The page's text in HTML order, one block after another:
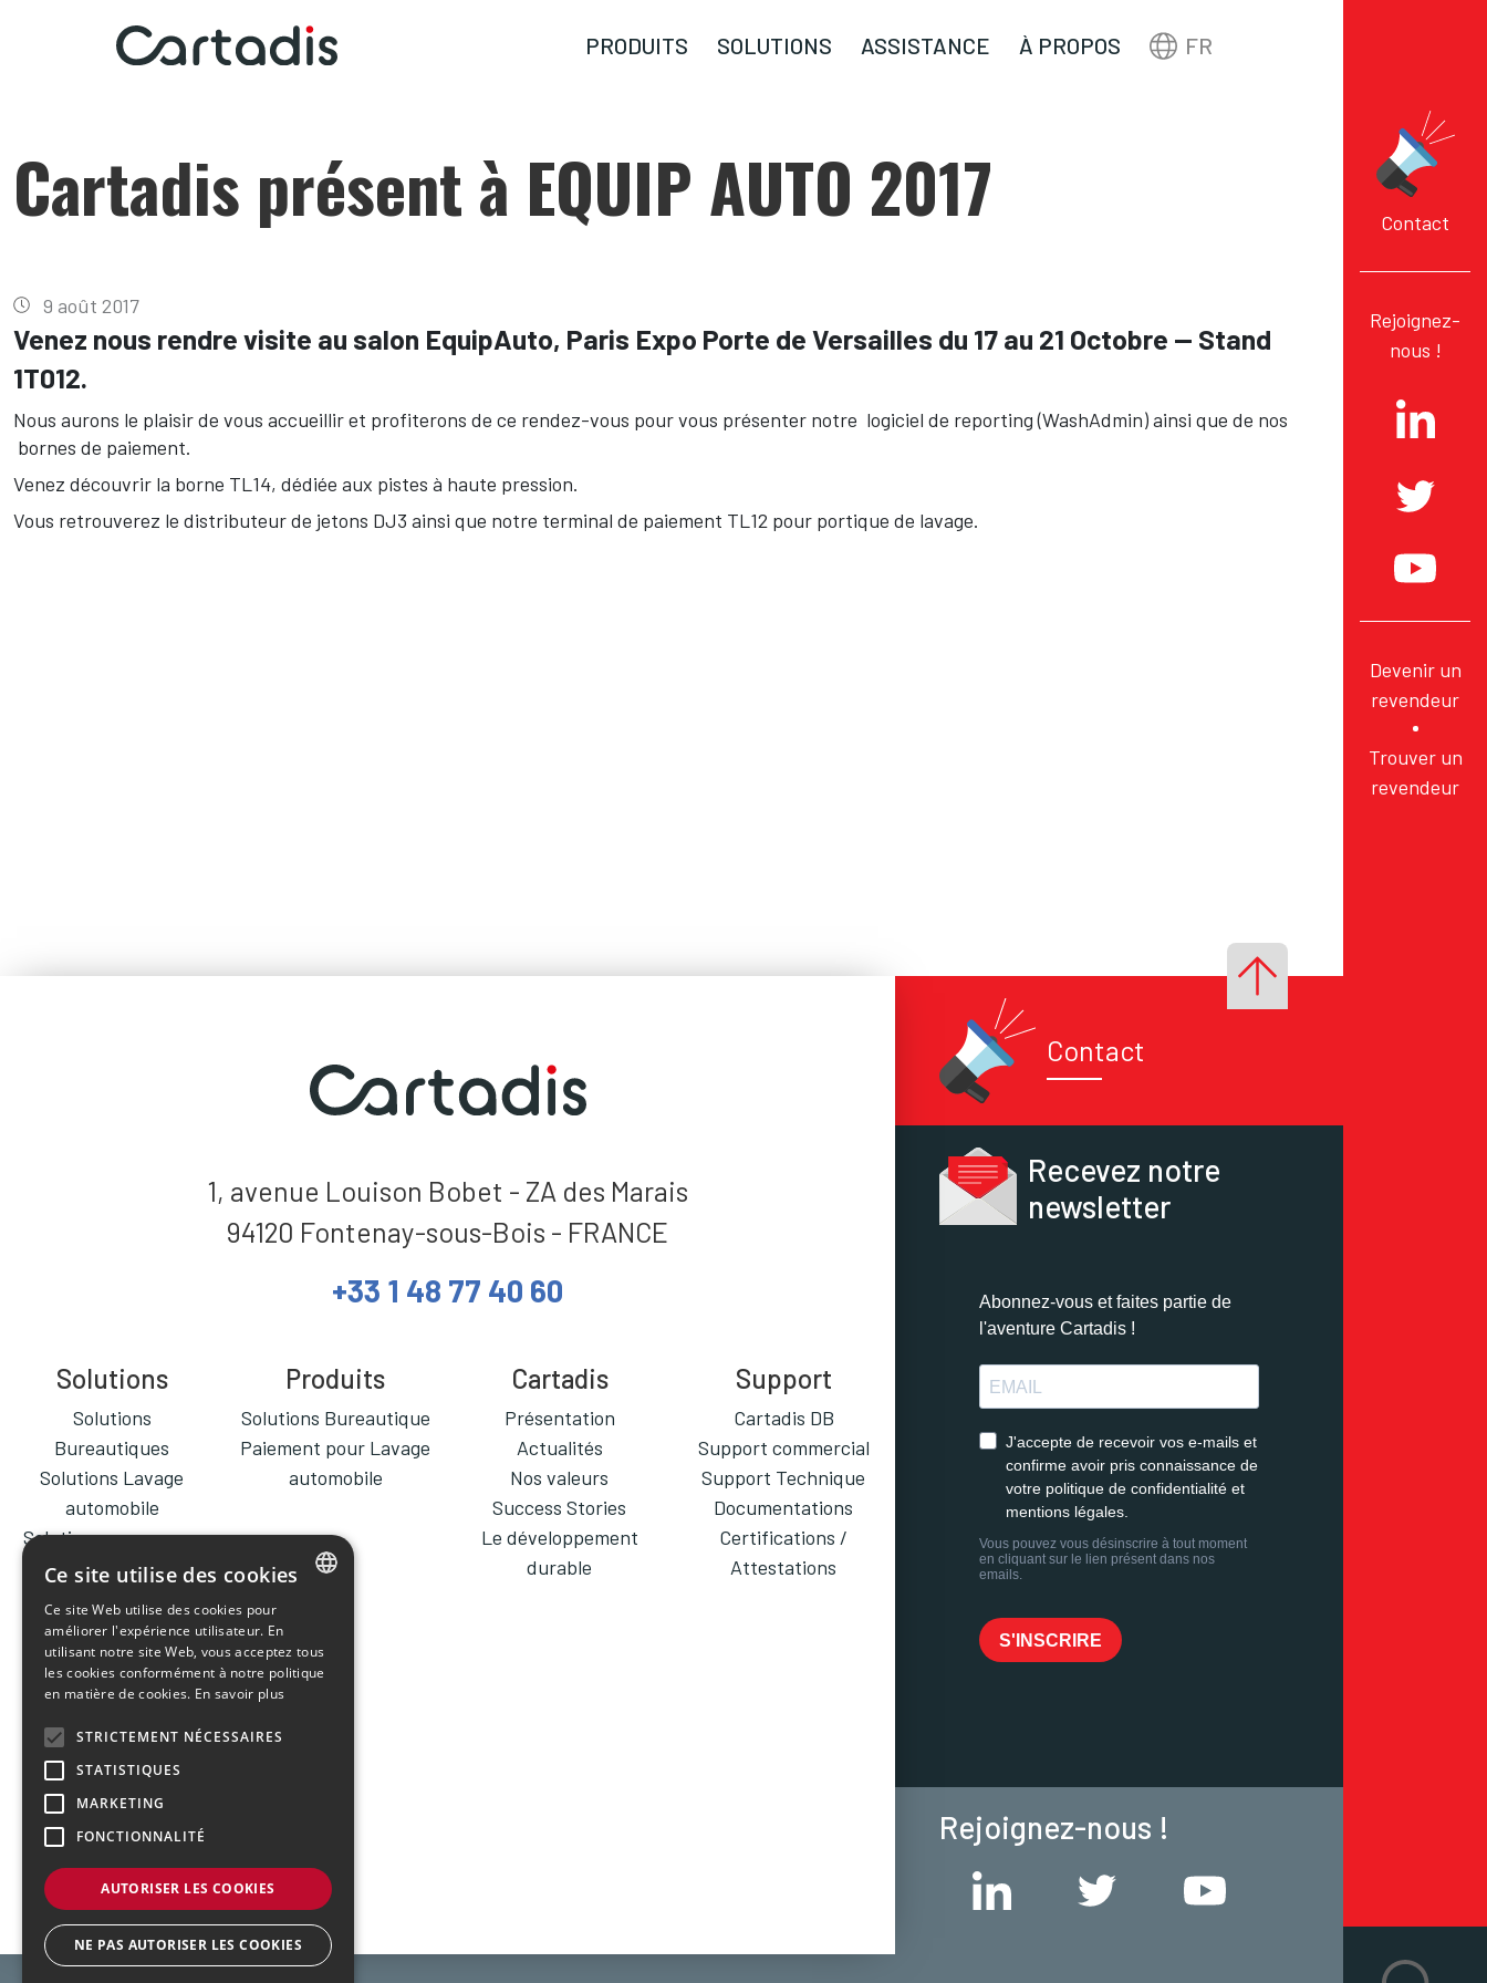
PRODUITS SOLUTIONS ASSISTANCE À PROPOS FR
Contact
Rejoignez-
nous !
Devenir un
revendeur
Trouver un
revendeur
Cartadis présent à EQUIP AUTO 2017
9 août 2017
Venez nous rendre visite au salon EquipAuto, Paris Expo Porte de Versailles du 17 au 21 Octobre — Stand
1T012.
Nous aurons le plaisir de vous accueillir et profiterons de ce rendez-vous pour vous présenter notre logiciel de reporting (WashAdmin) ainsi que de nos
bornes de paiement.
Venez découvrir la borne TL14, dédiée aux pistes à haute pression.
Vous retrouverez le distributeur de jetons DJ3 ainsi que notre terminal de paiement TL12 pour portique de lavage.
1, avenue Louison Bobet - ZA des Marais
94120 Fontenay-sous-Bois - FRANCE
+33 1 48 77 40 60
Solutions
Solutions
Bureautiques
Solutions Lavage
automobile
Solutions sur mesure
Produits
Solutions Bureautique
Paiement pour Lavage
automobile
Cartadis
Présentation
Actualités
Nos valeurs
Success Stories
Le développement
durable
Support
Cartadis DB
Support commercial
Support Technique
Documentations
Certifications /
Attestations
Contact
Recevez notre
newsletter
Rejoignez-nous !
FRENCH
ENGLISH
Ce site utilise des cookies
Ce site Web utilise des cookies pour
améliorer l'expérience utilisateur. En
utilisant notre site Web, vous acceptez tous
les cookies conformément à notre politique
en matière de cookies. En savoir plus
STRICTEMENT NÉCESSAIRES
STATISTIQUES
MARKETING
FONCTIONNALITÉ
AUTORISER LES COOKIES
NE PAS AUTORISER LES COOKIES